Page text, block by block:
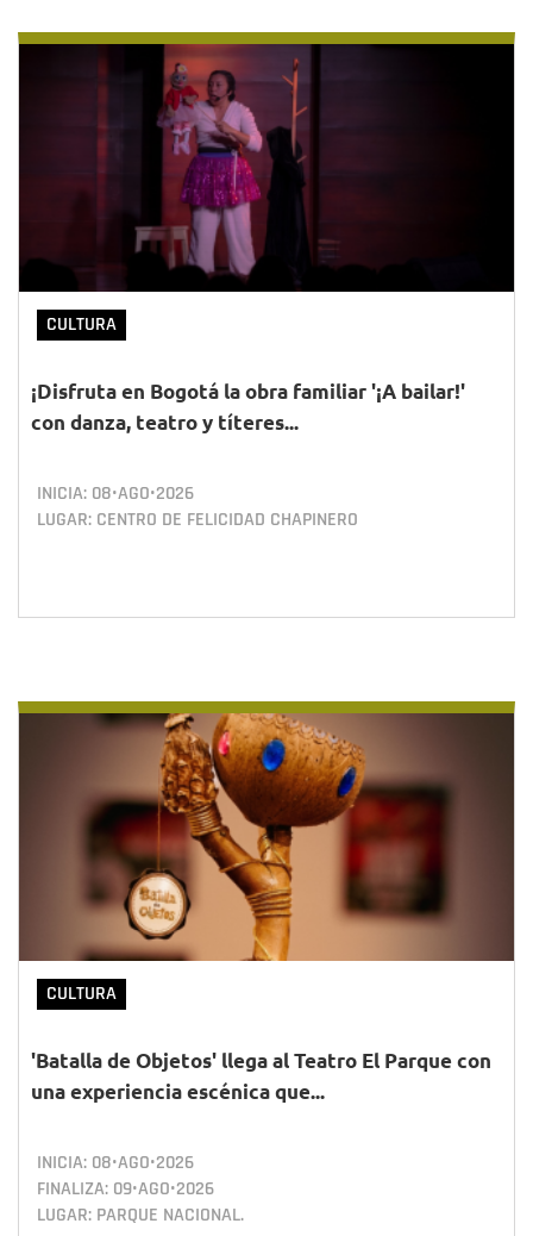
CULTURA
¡Disfruta en Bogotá la obra familiar '¡A bailar!'
con danza, teatro y títeres...
INICIA: 08•AGO•2026
LUGAR: CENTRO DE FELICIDAD CHAPINERO
CULTURA
'Batalla de Objetos' llega al Teatro El Parque con
una experiencia escénica que...
INICIA: 08•AGO•2026
FINALIZA: 09•AGO•2026
LUGAR: PARQUE NACIONAL.